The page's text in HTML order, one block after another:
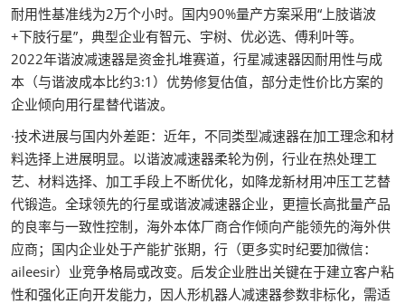
耐用性基准线为2万个小时。国内90%量产方案采用“上肢谐波
+下肢行星”，典型企业有智元、宇树、优必选、傅利叶等。
2022年谐波减速器是资金扎堆赛道，行星减速器因耐用性与成
本（与谐波成本比约3:1）优势修复估值，部分走性价比方案的
企业倾向用行星替代谐波。
·技术进展与国内外差距：近年，不同类型减速器在加工理念和材
料选择上进展明显。以谐波减速器柔轮为例，行业在热处理工
艺、材料选择、加工手段上不断优化，如降龙新材用冲压工艺替
代锻造。全球领先的行星或谐波减速器企业，更擅长高批量产品
的良率与一致性控制，海外本体厂商合作倾向产能领先的海外供
应商；国内企业处于产能扩张期，行（更多实时纪要加微信：
aileesir）业竞争格局或改变。后发企业胜出关键在于建立客户粘
性和强化正向开发能力，因人形机器人减速器参数非标化，需适